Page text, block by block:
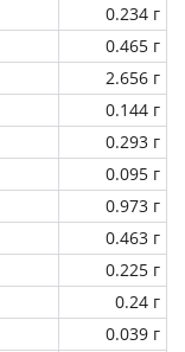
0.234 г
0.465 г
2.656 г
0.144 г
0.293 г
0.095 г
0.973 г
0.463 г
0.225 г
0.24 г
0.039 г